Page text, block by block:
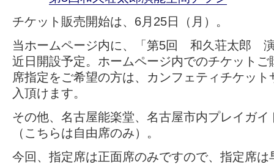
チケット販売開始は、6月25日（月）。
当ホームページ内に、「第5回 和久荘太郎
近日開設予定。ホームページ内でのチケットご
席指定をご希望の方は、カンフェティチケッ
入頂けます。
その他、名古屋能楽堂、名古屋市内プレイガイ
（こちらは自由席のみ）。
今回、指定席は正面席のみですので、指定席は